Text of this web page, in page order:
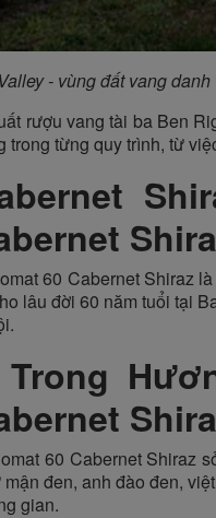
- vùng đất vang
rượu vang tài ba Ben
trong từng quy trình, từ
60 Cabernet Shiraz
lâu đời 60 năm tuổi tại
60 Cabernet Shiraz
đen, anh đào đen,
gian.